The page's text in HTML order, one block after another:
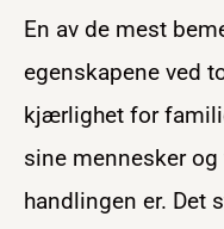
En av de mest
egenskapene ved
kjærlighet for
sine mennesker
handlingen er. Det